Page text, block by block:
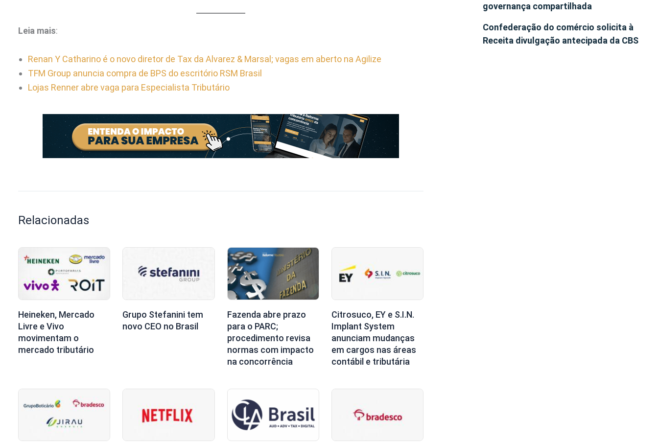
Leia mais:
Renan Y Catharino é o novo diretor de Tax da Alvarez & Marsal; vagas em aberto na Agilize
TFM Group anuncia compra de BPS do escritório RSM Brasil
Lojas Renner abre vaga para Especialista Tributário
Relacionadas
Heineken, Mercado
Livre e Vivo
movimentam o
mercado tributário
Grupo Stefanini tem
novo CEO no Brasil
Fazenda abre prazo
para o PARC;
procedimento revisa
normas com impacto
na concorrência
Citrosuco, EY e S.I.N.
Implant System
anunciam mudanças
em cargos nas áreas
contábil e tributária
governança compartilhada
Confederação do comércio solicita à
Receita divulgação antecipada da CBS